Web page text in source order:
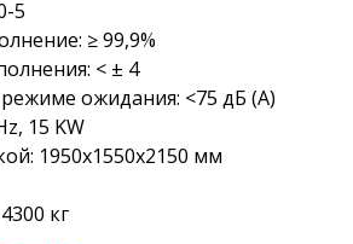
5
≥ 99,9%
< ± 4
ожидания: <75 дБ (A)
15 KW
1950x1550x2150 мм
кг